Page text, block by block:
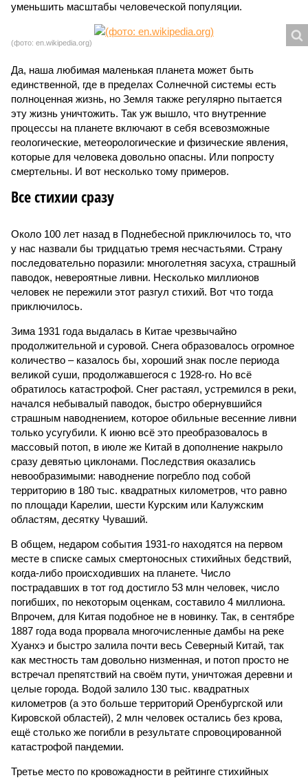
уменьшить масштабы человеческой популяции.
(фото: en.wikipedia.org)
Да, наша любимая маленькая планета может быть
единственной, где в пределах Солнечной системы есть
полноценная жизнь, но Земля также регулярно пытается
эту жизнь уничтожить. Так уж вышло, что внутренние
процессы на планете включают в себя всевозможные
геологические, метеорологические и физические явления,
которые для человека довольно опасны. Или попросту
смертельны. И вот несколько тому примеров.
Все стихии сразу
Около 100 лет назад в Поднебесной приключилось то, что
у нас назвали бы тридцатью тремя несчастьями. Страну
последовательно поразили: многолетняя засуха, страшный
паводок, невероятные ливни. Несколько миллионов
человек не пережили этот разгул стихий. Вот что тогда
приключилось.
Зима 1931 года выдалась в Китае чрезвычайно
продолжительной и суровой. Снега образовалось огромное
количество – казалось бы, хороший знак после периода
великой суши, продолжавшегося с 1928-го. Но всё
обратилось катастрофой. Снег растаял, устремился в реки,
начался небывалый паводок, быстро обернувшийся
страшным наводнением, которое обильные весенние ливни
только усугубили. К июню всё это преобразовалось в
массовый потоп, в июле же Китай в дополнение накрыло
сразу девятью циклонами. Последствия оказались
невообразимыми: наводнение погребло под собой
территорию в 180 тыс. квадратных километров, что равно
по площади Карелии, шести Курским или Калужским
областям, десятку Чуваший.
В общем, недаром события 1931-го находятся на первом
месте в списке самых смертоносных стихийных бедствий,
когда-либо происходивших на планете. Число
пострадавших в тот год достигло 53 млн человек, число
погибших, по некоторым оценкам, составило 4 миллиона.
Впрочем, для Китая подобное не в новинку. Так, в сентябре
1887 года вода прорвала многочисленные дамбы на реке
Хуанхэ и быстро залила почти весь Северный Китай, так
как местность там довольно низменная, и потоп просто не
встречал препятствий на своём пути, уничтожая деревни и
целые города. Водой залило 130 тыс. квадратных
километров (а это больше территорий Оренбургской или
Кировской областей), 2 млн человек остались без крова,
ещё столько же погибли в результате спровоцированной
катастрофой пандемии.
Третье место по кровожадности в рейтинге стихийных